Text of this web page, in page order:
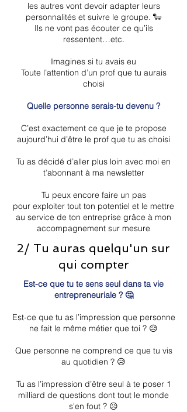
les autres vont devoir adapter leurs
personnalités et suivre le groupe. 🐑
Ils ne vont pas écouter ce qu’ils
ressentent…etc.
Imagines si tu avais eu
Toute l’attention d’un prof que tu aurais
choisi
Quelle personne serais-tu devenu ?
C’est exactement ce que je te propose
aujourd’hui d’être le prof que tu as choisi
Tu as décidé d’aller plus loin avec moi en
t’abonnant à ma newsletter
Tu peux encore faire un pas
pour exploiter tout ton potentiel et le mettre
au service de ton entreprise grâce à mon
accompagnement sur mesure
2/ Tu auras quelqu'un sur
qui compter
Est-ce que tu te sens seul dans ta vie
entrepreneuriale ? 🤔
Est-ce que tu as l’impression que personne
ne fait le même métier que toi ? 😥
Que personne ne comprend ce que tu vis
au quotidien ? 😥
Tu as l’impression d’être seul à te poser 1
milliard de questions dont tout le monde
s'en fout ? 😥